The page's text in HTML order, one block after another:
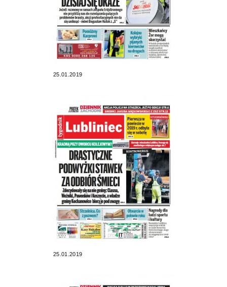
25.01.2019
25.01.2019